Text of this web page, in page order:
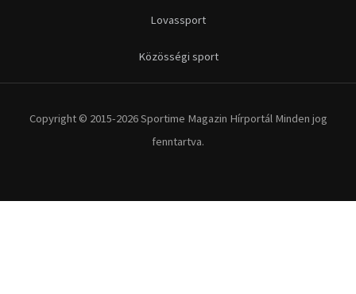
Lovassport
Közösségi sport
Copyright © 2015-2026 Sportime Magazin Hírportál Minden jog
fenntartva.